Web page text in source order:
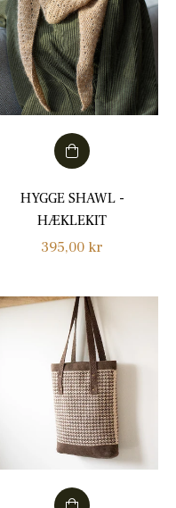
HYGGE SHAWL -
HÆKLEKIT
Normalpris
395,00 kr